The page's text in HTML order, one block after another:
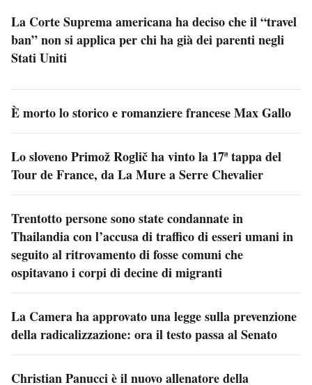
La Corte Suprema americana ha deciso che il “travel
ban” non si applica per chi ha già dei parenti negli
Stati Uniti
È morto lo storico e romanziere francese Max Gallo
Lo sloveno Primož Roglič ha vinto la 17ª tappa del
Tour de France, da La Mure a Serre Chevalier
Trentotto persone sono state condannate in
Thailandia con l’accusa di traffico di esseri umani in
seguito al ritrovamento di fosse comuni che
ospitavano i corpi di decine di migranti
La Camera ha approvato una legge sulla prevenzione
della radicalizzazione: ora il testo passa al Senato
Christian Panucci è il nuovo allenatore della